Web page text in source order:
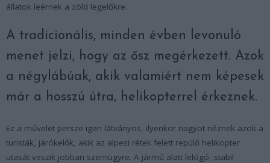
állatok leérnek a zöld legelőkre.
A tradicionális, minden évben levonuló
menet jelzi, hogy az ősz megérkezett. Azok
a négylábúak, akik valamiért nem képesek
már a hosszú útra, helikopterrel érkeznek.
Ez a művelet persze igen látványos, ilyenkor nagyot néznek azok a
turisták, járókelők, akik az alpesi rétek felett repülő helikopter
utasát veszik jobban szemügyre. A jármű alatt lelógó, stabil